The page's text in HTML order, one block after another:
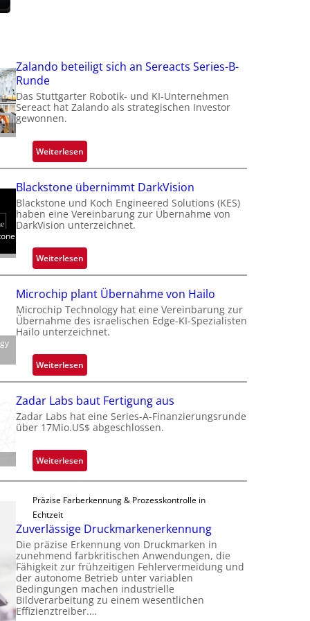
Zalando beteiligt sich an Sereacts Series-B-
Runde
Das Stuttgarter Robotik- und KI-Unternehmen
Sereact hat Zalando als strategischen Investor
gewonnen.
Weiterlesen:
Z
a
l
a
n
o
b
t
e
i
i
g
t
s
i
c
n
S
e
e
a
c
t
s
S
e
Blackstone übernimmt DarkVision
Blackstone und Koch Engineered Solutions (KES)
haben eine Vereinbarung zur Übernahme von
DarkVision unterzeichnet.
Weiterlesen:
B
a
c
k
o
e
ü
b
r
m
t
D
a
r
k
V
Microchip plant Übernahme von Hailo
Microchip Technology hat eine Vereinbarung zur
Übernahme des israelischen Edge-KI-Spezialisten
Hailo unterzeichnet.
Weiterlesen:
M
c
r
c
h
i
l
n
t
Ü
b
e
Zadar Labs baut Fertigung aus
Zadar Labs hat eine Series-A-Finanzierungsrunde
über 17Mio.US$ abgeschlossen.
Weiterlesen:
Z
d
r
L
a
b
s
b
Präzise Farberkennung & Prozesskontrolle in
Echtzeit
Zuverlässige Druckmarkenerkennung
Die präzise Erkennung von Druckmarken in
zunehmend farbkritischen Anwendungen, die
Fähigkeit zur frühzeitigen Fehlervermeidung und
der autonome Betrieb unter variablen
Bedingungen machen industrielle
Bildverarbeitung zu einem wesentlichen
Effizienztreiber.…